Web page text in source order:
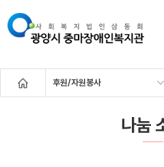
후원/자원봉사
나눔